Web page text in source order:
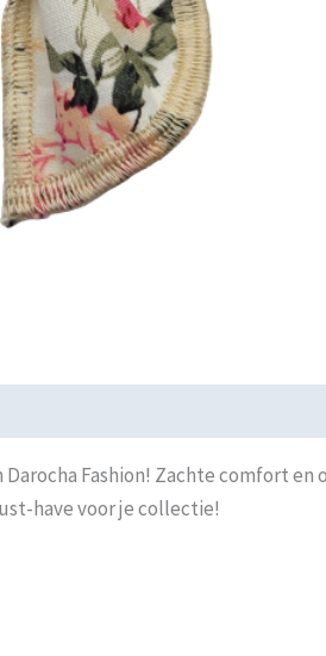
Fashion! Zachte comfort
have voor je collectie!